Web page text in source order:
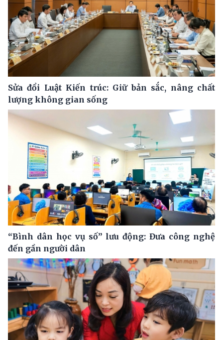
Sửa đổi Luật Kiến trúc: Giữ bản sắc, nâng chất
lượng không gian sống
“Bình dân học vụ số” lưu động: Đưa công nghệ
đến gần người dân